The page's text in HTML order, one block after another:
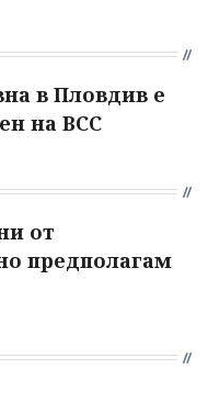
в Пловдив е
на ВСС
от
предполагам